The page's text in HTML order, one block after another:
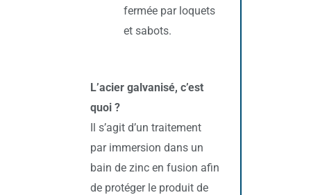
fermée par loquets
et sabots.
L’acier galvanisé, c’est
quoi ?
Il s’agit d’un traitement
par immersion dans un
bain de zinc en fusion afin
de protéger le produit de